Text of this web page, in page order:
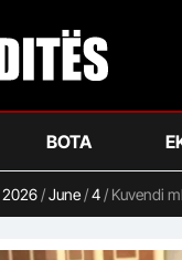
BOTA
2026/June/4/ Kuvendi